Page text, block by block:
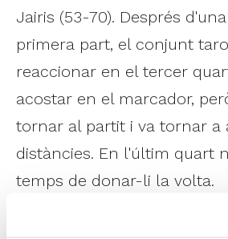
Jairis (53-70). Després
primera part, el conjunt
reaccionar en el tercer
acostar en el marcador,
tornar al partit i va tornar a
distàncies. En l'últim quart
temps de donar-li la volta.
El vigent campió diu adeu